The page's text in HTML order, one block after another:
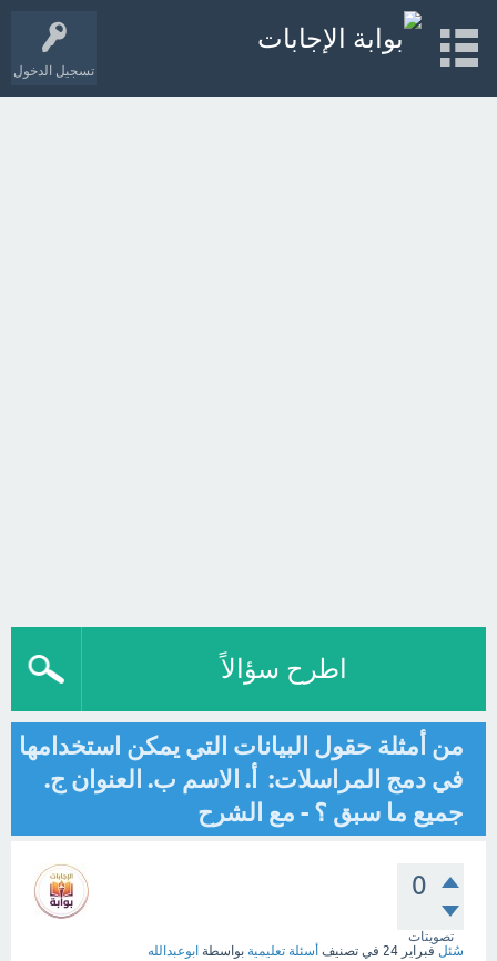
تسجيل الدخول
اطرح سؤالاً
من أمثلة حقول البيانات التي يمكن استخدامها
في دمج المراسلات: أ. الاسم ب. العنوان ج.
جميع ما سبق ؟ - مع الشرح
0
تصويتات
سُئل فبراير 24 في تصنيف أسئلة تعليمية بواسطة ابوعبدالله